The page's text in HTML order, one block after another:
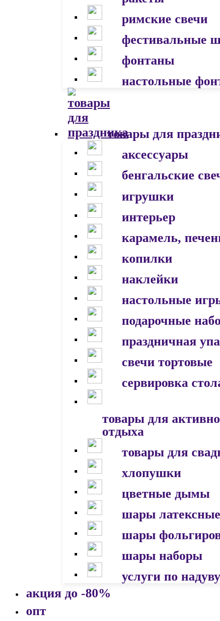
римские свечи
фестивальные
фонтаны
настольные
товары для
аксессуары
бенгальские
игрушки
интерьер
карамель,
копилки
наклейки
настольные
подарочные
праздничная
свечи тортовые
сервировка
товары для
отдыха
товары для
хлопушки
цветные дымы
шары латексные
шары
шары наборы
услуги по надуву
акция до -80%
опт